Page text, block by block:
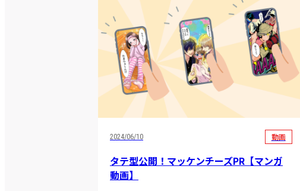
2024/06/10 動画
タテ型公開！マッケンチーズPR【マンガ
動画】